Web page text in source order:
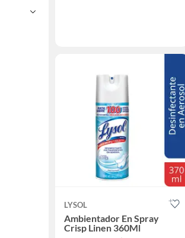
LYSOL
Ambientador En Spray
Crisp Linen 360Ml